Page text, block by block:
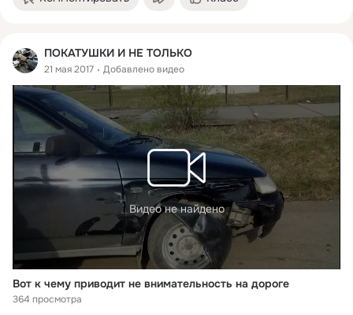
ПОКАТУШКИ И НЕ ТОЛЬКО
21 мая 2017 Добавлено видео
Видео не найдено
Вот к чему приводит не внимательность на дороге
364 просмотра